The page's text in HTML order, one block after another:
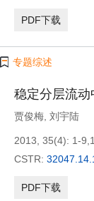
PDF下载
专题综述
稳定分层流
贾俊梅 刘宇陆
2013, 35(4): 1-
CSTR:
PDF下载